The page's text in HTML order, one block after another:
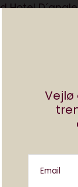
Email
Hotel
starte.
man
i
blid
aften var
du kører
dig med at